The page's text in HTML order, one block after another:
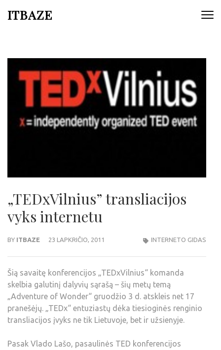
ITBAZE
„TEDxVilnius” transliacijos
vyks internetu
BY ITBAZE 23 LAPKRIČIO, 2011 INTERNETO GIDAS
Šią savaitę konferencijos „TEDxVilnius“ komanda
skelbia galutinį dalyvių sąrašą – šių metų temą
„Adventure of Wonder“ gruodžio 3 d. atskleis net 17
pranešėjų. „TEDx“ entuziastų dėka tiesioginės renginio
transliacijos įvyks ne tik Lietuvoje, bet ir užsienyje.
Pasak Vlado Lašo, pasaulinės TED konferencijos